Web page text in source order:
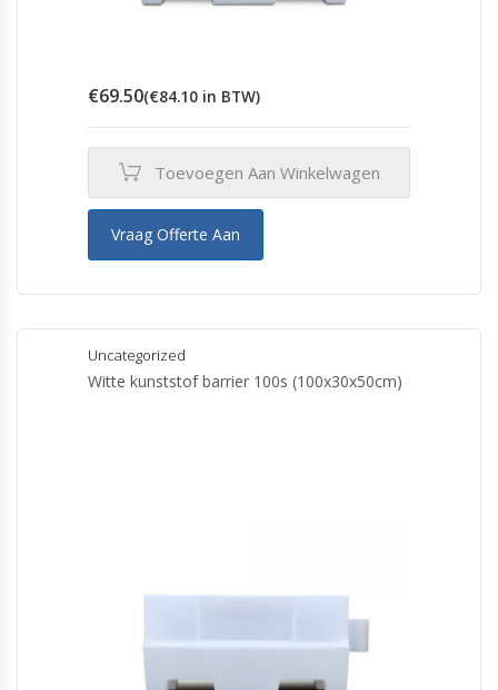
€69.50(€84.10 in BTW)
Toevoegen Aan Winkelwagen
Vraag Offerte Aan
Uncategorized
Witte kunststof barrier 100s (100x30x50cm)